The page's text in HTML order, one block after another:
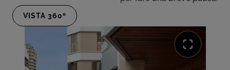
VISTA 360º